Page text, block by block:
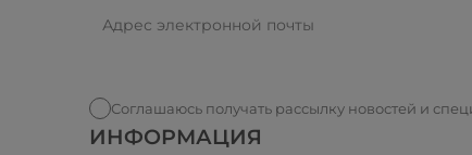
Соглашаюсь получать рассылку новостей и
ИНФОРМАЦИЯ